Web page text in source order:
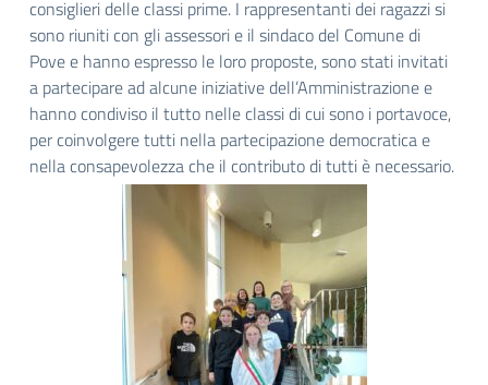
consiglieri delle classi prime. I rappresentanti dei ragazzi si
sono riuniti con gli assessori e il sindaco del Comune di
Pove e hanno espresso le loro proposte, sono stati invitati
a partecipare ad alcune iniziative dell’Amministrazione e
hanno condiviso il tutto nelle classi di cui sono i portavoce,
per coinvolgere tutti nella partecipazione democratica e
nella consapevolezza che il contributo di tutti è necessario.